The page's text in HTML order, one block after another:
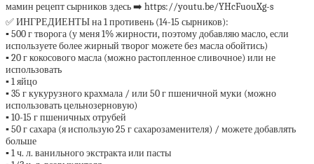
мамин рецепт сырников здесь ➡️ https://youtu.be/YHcFuouXg-s
✅ ИНГРЕДИЕНТЫ на 1 противень (14-15 сырников):
▪️ 500 г творога (у меня 1% жирности, поэтому добавляю масло, если
используете более жирный творог можете без масла обойтись)
▪️ 20 г кокосового масла (можно растопленное сливочное) или не
использовать
▪️ 1 яйцо
▪️ 35 г кукурузного крахмала / или 50 г пшеничной муки (можно
использовать цельнозерновую)
▪️ 10-15 г пшеничных отрубей
▪️ 50 г сахара (я использую 25 г сахарозаменителя) / можете добавлять
больше
▪️ 1 ч. л. ванильного экстракта или пасты